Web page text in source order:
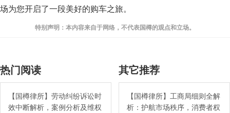
场为您开启了一段美好的购车之旅。
特别声明：本内容来自于网络，不代表国樽的观点和立场。
热门阅读
【国樽律所】劳动纠纷诉讼时
效中断解析，案例分析及维权
其它推荐
【国樽律所】工商局细则全解
析：护航市场秩序，消费者权